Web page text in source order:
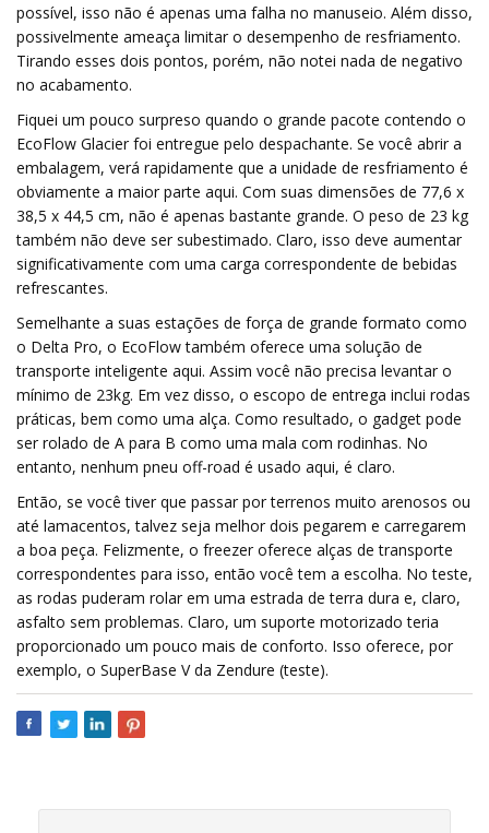
possível, isso não é apenas uma falha no manuseio. Além disso,
possivelmente ameaça limitar o desempenho de resfriamento.
Tirando esses dois pontos, porém, não notei nada de negativo
no acabamento.
Fiquei um pouco surpreso quando o grande pacote contendo o
EcoFlow Glacier foi entregue pelo despachante. Se você abrir a
embalagem, verá rapidamente que a unidade de resfriamento é
obviamente a maior parte aqui. Com suas dimensões de 77,6 x
38,5 x 44,5 cm, não é apenas bastante grande. O peso de 23 kg
também não deve ser subestimado. Claro, isso deve aumentar
significativamente com uma carga correspondente de bebidas
refrescantes.
Semelhante a suas estações de força de grande formato como
o Delta Pro, o EcoFlow também oferece uma solução de
transporte inteligente aqui. Assim você não precisa levantar o
mínimo de 23kg. Em vez disso, o escopo de entrega inclui rodas
práticas, bem como uma alça. Como resultado, o gadget pode
ser rolado de A para B como uma mala com rodinhas. No
entanto, nenhum pneu off-road é usado aqui, é claro.
Então, se você tiver que passar por terrenos muito arenosos ou
até lamacentos, talvez seja melhor dois pegarem e carregarem
a boa peça. Felizmente, o freezer oferece alças de transporte
correspondentes para isso, então você tem a escolha. No teste,
as rodas puderam rolar em uma estrada de terra dura e, claro,
asfalto sem problemas. Claro, um suporte motorizado teria
proporcionado um pouco mais de conforto. Isso oferece, por
exemplo, o SuperBase V da Zendure (teste).